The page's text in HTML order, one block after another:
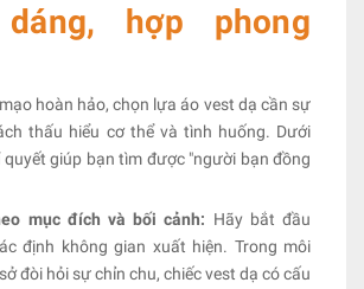
hợp phong
hoàn hảo, chọn lựa áo vest dạ cần sự
thấu hiểu cơ thể và tình huống. Dưới
giúp bạn tìm được "người bạn đồng
mục đích và bối cảnh: Hãy bắt đầu
định không gian xuất hiện. Trong môi
đòi hỏi sự chỉn chu, chiếc vest dạ có cấu